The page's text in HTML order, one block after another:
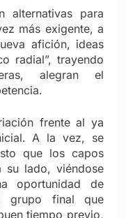
alternativas para
más exigente, a
afición, ideas
radial”, trayendo
alegran el
frente al ya
A la vez, se
que los capos
su lado, viéndose
oportunidad de
grupo final que
tiempo previo,